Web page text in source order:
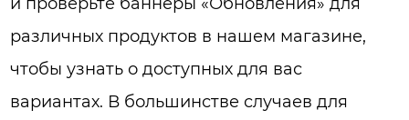
различных продуктов в нашем магазине,
чтобы узнать о доступных для вас
вариантах. В большинстве случаев для